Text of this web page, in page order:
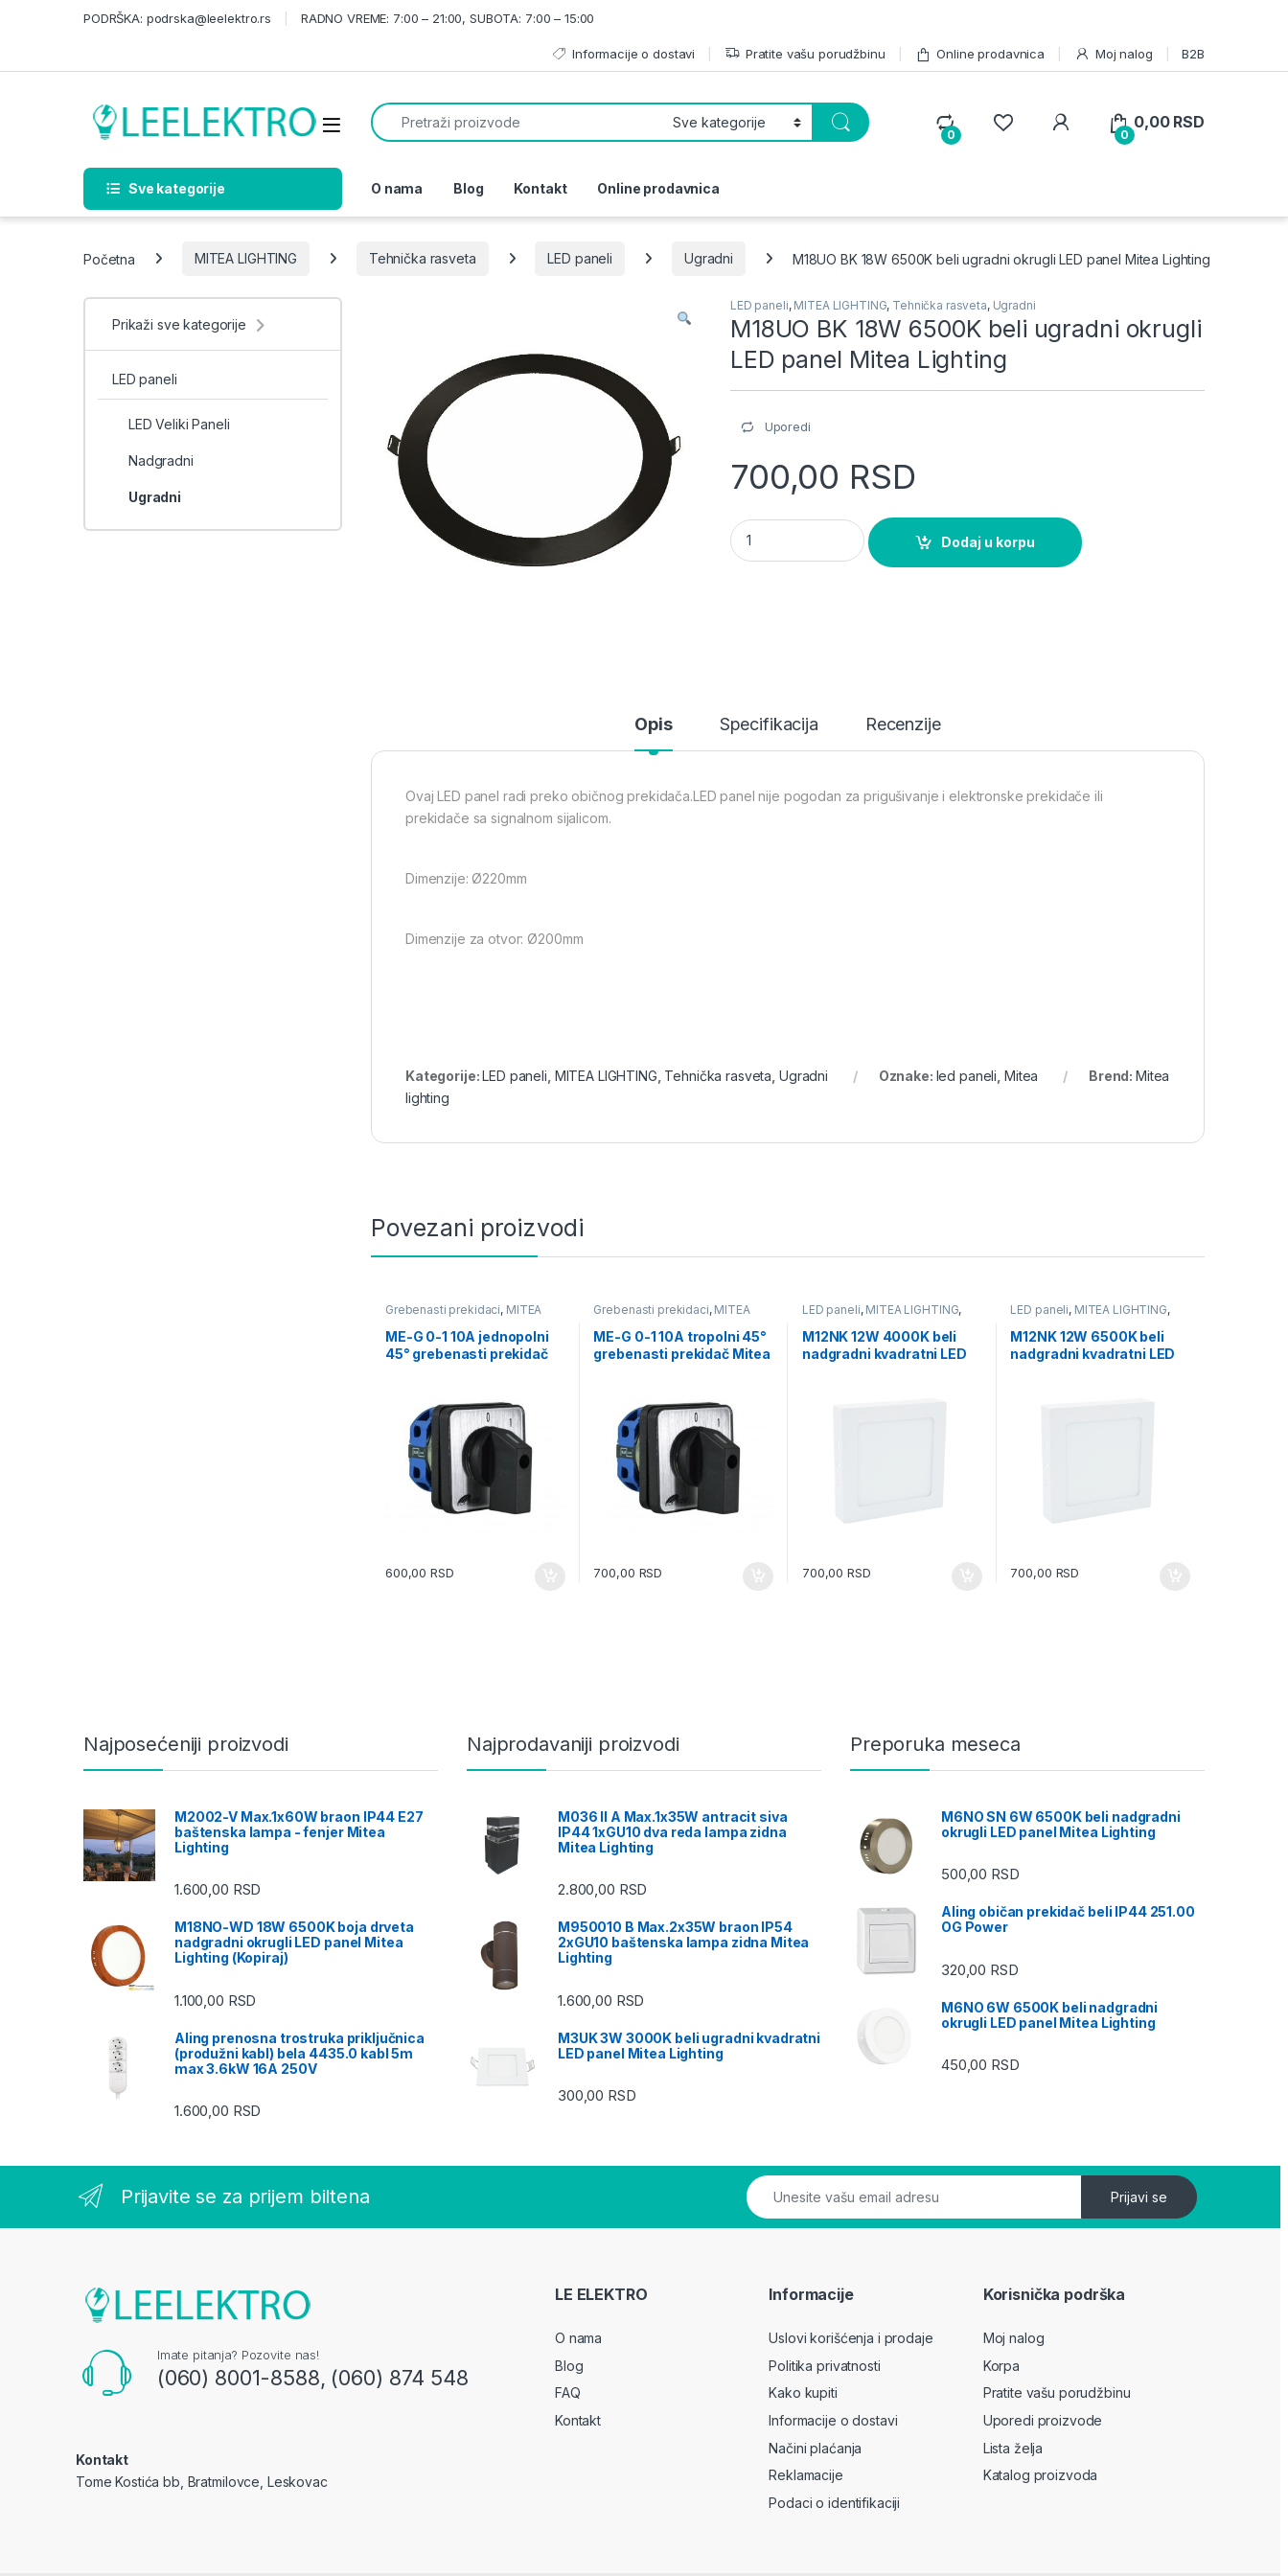
PODRŠKA: podrska@leelektro.rs RADNO VREME: 7:00 – 21:00, SUBOTA: 7:00 – 15:00
Informacije o dostavi Pratite vašu porudžbinu Online prodavnica Moj nalog B2B
Search for:
0 0
0,00 RSD
Sve kategorije O nama Blog Kontakt Online prodavnica
Početna MITEA LIGHTING Tehnička rasveta LED paneli Ugradni M18UO BK 18W 6500K beli ugradni okrugli LED panel Mitea Lighting
LED paneli, MITEA LIGHTING, Tehnička rasveta, Ugradni
M18UO BK 18W 6500K beli ugradni okrugli
LED panel Mitea Lighting
Uporedi
700,00 RSD
M18UO BK 18W 6500K beli ugradni okrugli LED panel Mitea Lighting quantity
Dodaj u korpu
Opis Specifikacija Recenzije
Ovaj LED panel radi preko običnog prekidača.LED panel nije pogodan za prigušivanje i elektronske prekidače ili
prekidače sa signalnom sijalicom.
Dimenzije: Ø220mm
Dimenzije za otvor: Ø200mm
Kategorije:LED paneli MITEA LIGHTING Tehnička rasveta Ugradni Oznake: led paneli Mitea Brend: Mitea
lighting
Povezani proizvodi
Grebenasti prekidaci, MITEA
ME-G 0-1 10A jednopolni
45° grebenasti prekidač
600,00RSD
Grebenasti prekidaci, MITEA
ME-G 0-1 10A tropolni 45°
grebenasti prekidač Mitea
700,00 RSD
LED paneli, MITEA LIGHTING,
Nadgradni
M12NK 12W 4000K beli
nadgradni kvadratni LED
700,00RSD
LED paneli, MITEA LIGHTING,
Nadgradni
M12NK 12W 6500K beli
nadgradni kvadratni LED
700,00 RSD
Prikaži sve kategorije
LED paneli
LED Veliki Paneli
Nadgradni
Ugradni
Najposećeniji proizvodi
M2002-V Max.1x60W braon IP44 E27
baštenska lampa - fenjer Mitea
Lighting
1.600,00 RSD
M18NO-WD 18W 6500K boja drveta
nadgradni okrugli LED panel Mitea
Lighting (Kopiraj)
1.100,00 RSD
Aling prenosna trostruka priključnica
(produžni kabl) bela 4435.0 kabl 5m
max 3.6kW 16A 250V
1.600,00 RSD
Najprodavaniji proizvodi
M036 II A Max.1x35W antracit siva
IP44 1xGU10 dva reda lampa zidna
Mitea Lighting
2.800,00 RSD
M950010 B Max.2x35W braon IP54
2xGU10 baštenska lampa zidna Mitea
Lighting
1.600,00 RSD
M3UK 3W 3000K beli ugradni kvadratni
LED panel Mitea Lighting
300,00 RSD
Preporuka meseca
M6NO SN 6W 6500K beli nadgradni
okrugli LED panel Mitea Lighting
500,00 RSD
Aling običan prekidač beli IP44 251.00
OG Power
320,00 RSD
M6NO 6W 6500K beli nadgradni
okrugli LED panel Mitea Lighting
450,00 RSD
Prijavite se za prijem biltena Prijavi se
Imate pitanja? Pozovite nas!
(060) 8001-8588, (060) 874 548
Kontakt
Tome Kostića bb, Bratmilovce, Leskovac
LE ELEKTRO
O nama
Blog
FAQ
Kontakt
Informacije
Uslovi korišćenja i prodaje
Politika privatnosti
Kako kupiti
Informacije o dostavi
Načini plaćanja
Reklamacije
Podaci o identifikaciji
Korisnička podrška
Moj nalog
Korpa
Pratite vašu porudžbinu
Uporedi proizvode
Lista želja
Katalog proizvoda